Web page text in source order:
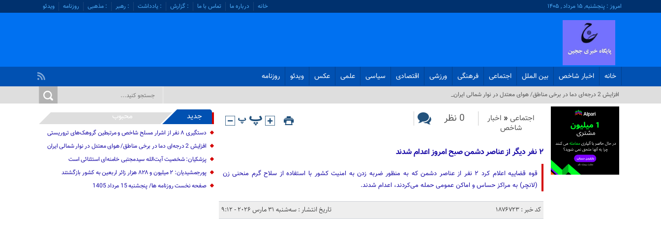
امروز : پنجشنبه, ۱۵ مرداد , ۱۴۰۵ خانه درباره ما تماس با ما : گزارش : یادداشت : رهبر : مذهبی روزنامه ویدئو
خانه اخبار شاخص بین الملل اجتماعی فرهنگی ورزشی اقتصادی سیاسی علمی عکس ویدئو روزنامه
پز_
اجتماعی « اخبار
شاخص
0 نظر
۲ نفر دیگر از عناصر دشمن صبح امروز اعدام شدند
قوه قضاییه اعلام کرد ۲ نفر از عناصر دشمن که به منظور ضربه زدن به امنیت کشور با استفاده از سلاح گرم منحنی زن
(لانچر) به مراکز حساس و اماکن عمومی حمله می‌کردند، اعدام شدند.
کد خبر : 1876723 تاریخ انتشار : سه‌شنبه 31 مارس 2026 - 9:12
جدید محبوب
دستگیری ۸ نفر از اشرار مسلح شاخص و مرتبطین گروهک‌های تروریستی
افزایش 2 درجه‌ای دما در برخی مناطق/ هوای معتدل در نوار شمالی ایران
پزشکیان: شخصیت آیت‌الله سیدمجتبی خامنه‌ای استثنائی است
پورجمشیدیان: ۲ میلیون و ۸۲۸ هزار زائر اربعین به کشور بازگشتند
صفحه نخست روزنامه ها/ پنجشنبه 15 مرداد 1405